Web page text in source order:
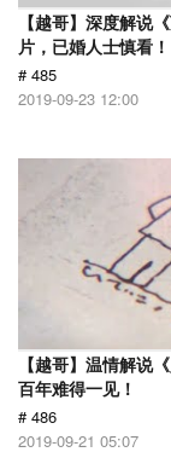
【越哥】深度解说
片，已婚人士慎看！
# 485
2019-09-23 12:00
【越哥】温情解说
百年难得一见！
# 486
2019-09-21 05:07